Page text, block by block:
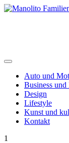
Skip
Auto und
Business
Design
Lifestyle
Kunst und
Kontakt
1